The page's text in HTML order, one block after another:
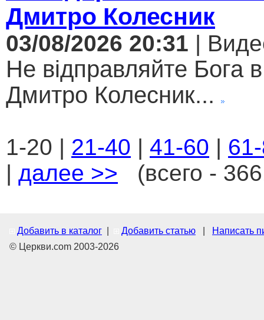
Дмитро Колесник
03/08/2026 20:31 |
Не відправляйте Бога
Дмитро Колесник...
1-20 | 21-40 | 41-60 |
| далее >> (всего -
Добавить в каталог Добавить статью
Написать
© Церкви.com 2003-2026